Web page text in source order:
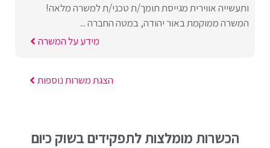
ותעשייה אווירית מגייסת תומך/ת טכני/ת למשרה מלאה!
המשרה ממוקמת באור יהודה, במטה החברה ...
מידע על המשרה
הצגת משרות נוספות
הכשרות מומלצות לתפקידים בשוק כיום